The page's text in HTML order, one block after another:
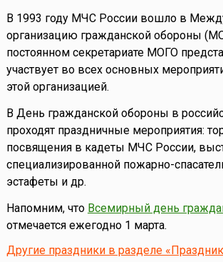
В 1993 году МЧС России вошло в
организацию гражданской обороны
постоянном секретариате МОГО
участвует во всех основных
этой организацией.
В День гражданской обороны в
проходят праздничные мероприятия:
посвящения в кадеты МЧС России,
специализированной пожарно-
эстафеты и др.
Напомним, что Всемирный день
отмечается ежегодно 1 марта.
Другие праздники в разделе